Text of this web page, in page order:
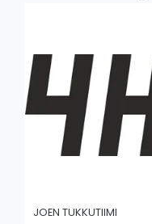
JOEN TUKKUTIIMI